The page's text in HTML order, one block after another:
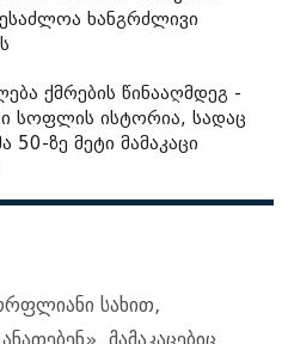
ხანგრძლივი
ქმრების წინააღმდეგ -
სოფლის ისტორია, სადაც
50-ზე მეტი მამაკაცი
სახით,
მამაკაცებიც